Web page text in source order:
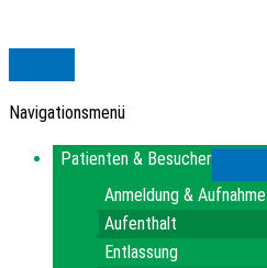
Navigationsmenü
Patienten & Besucher
Anmeldung & Aufnahme
Aufenthalt
Entlassung